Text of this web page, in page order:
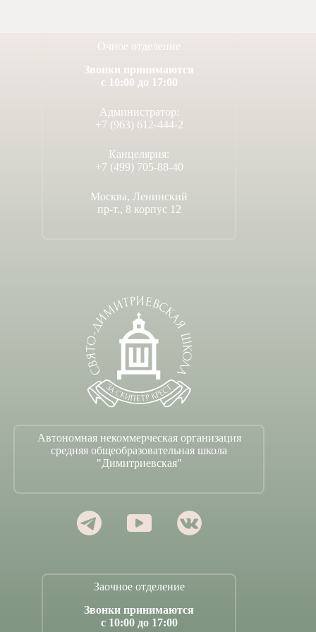
Музыкальное
Психологическая
Тьюторская
служба
Очное отделение
Звонки принимаются
с 10:00 до 17:00
Администратор:
+7 (963) 612-444-2
Канцелярия:
+7 (499) 705-88-40
Москва, Ленинский
пр-т., 8 корпус 12
Автономная некоммерческая организация
средняя общеобразовательная школа
"Димитриевская"
Заочное отделение
Звонки принимаются
с 10:00 до 17:00